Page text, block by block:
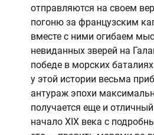
отправляются на своем
погоню за французским
вместе с ними огибаем
невиданных зверей на
победе в морских
у этой истории весьма
антураж эпохи
получается еще и
начало XIX века с